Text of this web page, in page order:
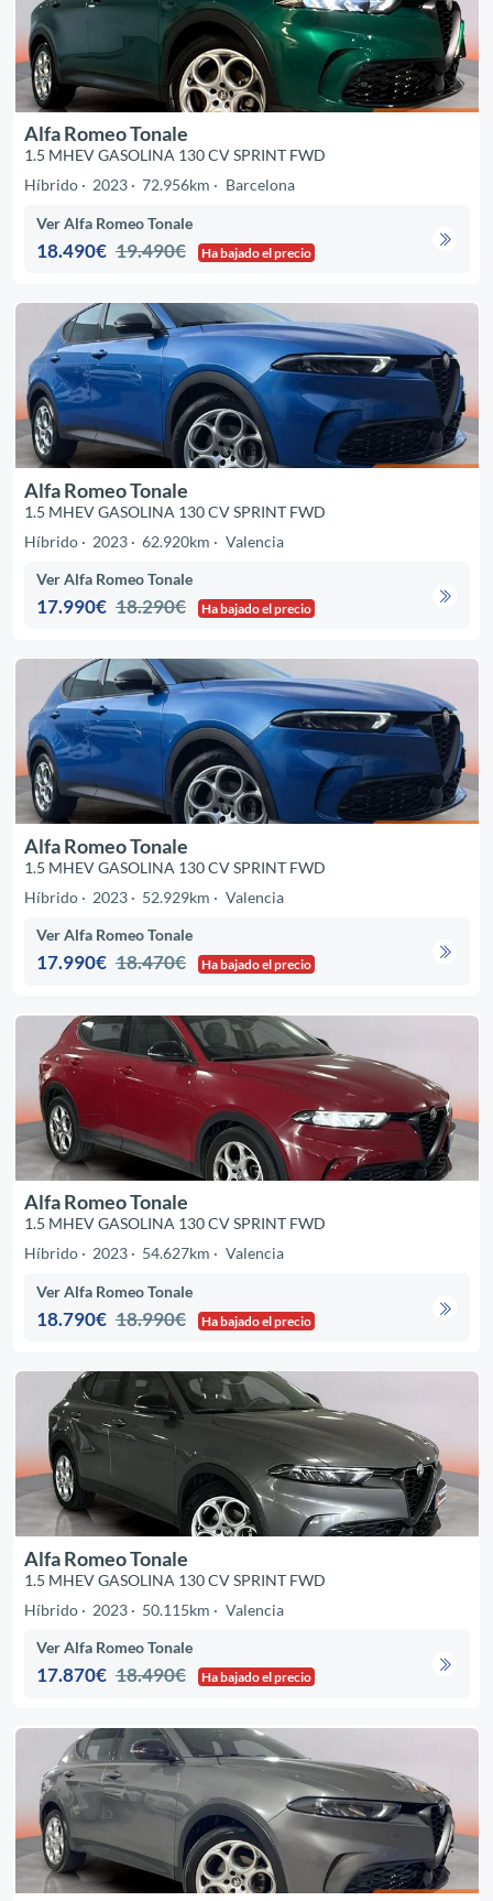
Alfa Romeo Tonale
1.5 MHEV GASOLINA 130 CV SPRINT FWD
Híbrido
2023 72.956km Barcelona
Ver Alfa Romeo Tonale
18.490€ 19.490€ Ha bajado el precio
Alfa Romeo Tonale
1.5 MHEV GASOLINA 130 CV SPRINT FWD
Híbrido
2023 62.920km Valencia
Ver Alfa Romeo Tonale
17.990€ 18.290€ Ha bajado el precio
Alfa Romeo Tonale
1.5 MHEV GASOLINA 130 CV SPRINT FWD
Híbrido
2023 52.929km Valencia
Ver Alfa Romeo Tonale
17.990€ 18.470€ Ha bajado el precio
Alfa Romeo Tonale
1.5 MHEV GASOLINA 130 CV SPRINT FWD
Híbrido
2023 54.627km Valencia
Ver Alfa Romeo Tonale
18.790€ 18.990€ Ha bajado el precio
Alfa Romeo Tonale
1.5 MHEV GASOLINA 130 CV SPRINT FWD
Híbrido
2023 50.115km Valencia
Ver Alfa Romeo Tonale
17.870€ 18.490€ Ha bajado el precio